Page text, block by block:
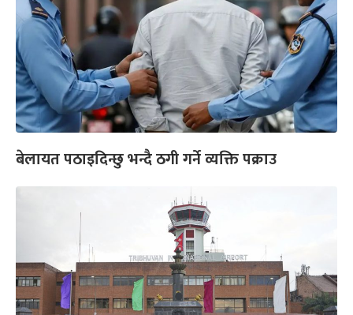
बेलायत पठाइदिन्छु भन्दै ठगी गर्ने व्यक्ति पक्राउ